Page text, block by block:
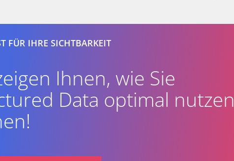
FÜR IHRE SICHTBARKEIT
Ihnen, wie Sie
Data optimal nutzen